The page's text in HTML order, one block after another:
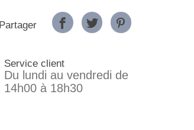
Partager
Service client
Du lundi au vendredi de
14h00 à 18h30